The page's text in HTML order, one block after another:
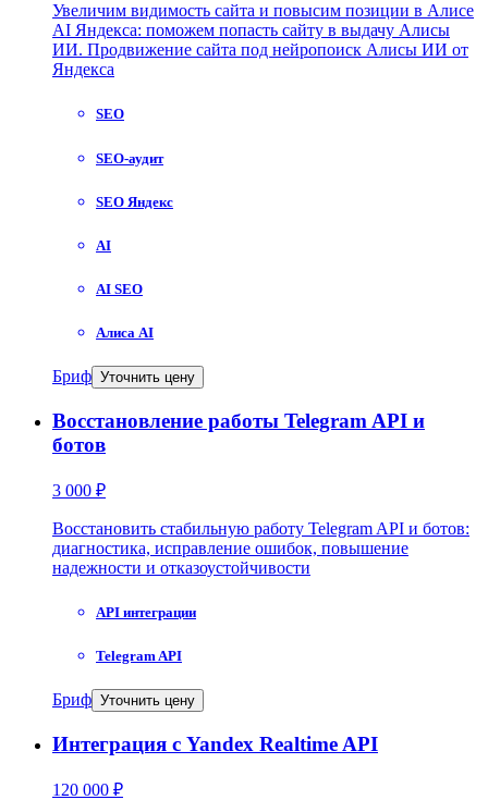
Увеличим видимость сайта и повысим позиции в Алисе
AI Яндекса: поможем попасть сайту в выдачу Алисы
ИИ. Продвижение сайта под нейропоиск Алисы ИИ от
Яндекса
SEO
SEO-аудит
SEO Яндекс
AI
AI SEO
Алиса AI
Бриф Уточнить цену
Восстановление работы Telegram API и
ботов
3 000 ₽
Восстановить стабильную работу Telegram API и ботов:
диагностика, исправление ошибок, повышение
надежности и отказоустойчивости
API интеграции
Telegram API
Бриф Уточнить цену
Интеграция с Yandex Realtime API
120 000 ₽